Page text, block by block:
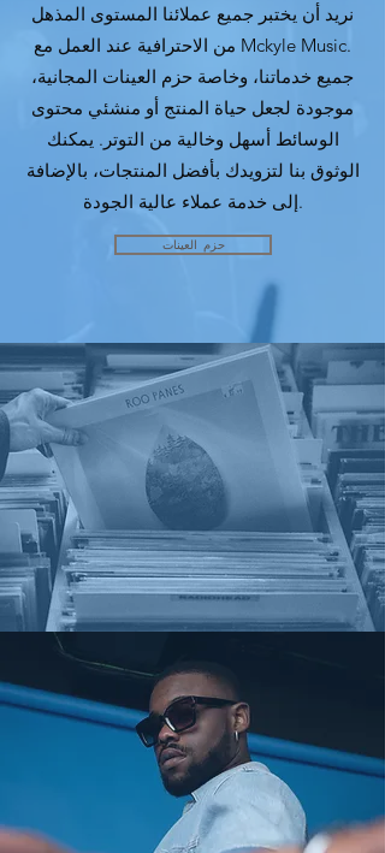
نريد أن يختبر جميع عملائنا المستوى المذهل
من الاحترافية عند العمل مع Mckyle Music.
جميع خدماتنا، وخاصة حزم العينات المجانية،
موجودة لجعل حياة المنتج أو منشئي محتوى
الوسائط أسهل وخالية من التوتر. يمكنك
الوثوق بنا لتزويدك بأفضل المنتجات، بالإضافة
إلى خدمة عملاء عالية الجودة.
حزم العينات